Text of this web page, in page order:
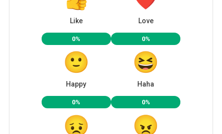
Like Love
0%
Happy
0%
Haha
0% 0%